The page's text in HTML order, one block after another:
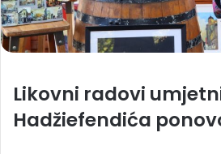
Likovni radovi
Hadžiefendića